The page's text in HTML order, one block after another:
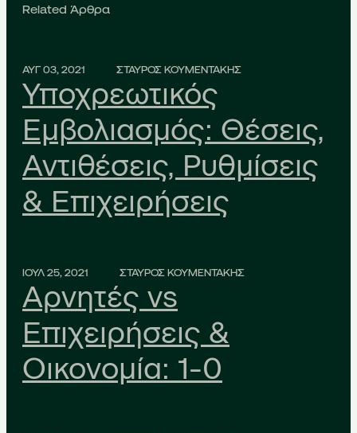
Related Άρθρα
ΑΥΓ 03, 2021 ΣΤΑΥΡΟΣ ΚΟΥΜΕΝΤΑΚΗΣ
Υποχρεωτικός
Εμβολιασμός: Θέσεις,
Αντιθέσεις, Ρυθμίσεις
& Επιχειρήσεις
ΙΟΥΛ 25, 2021 ΣΤΑΥΡΟΣ ΚΟΥΜΕΝΤΑΚΗΣ
Αρνητές vs
Επιχειρήσεις &
Οικονομία: 1-0